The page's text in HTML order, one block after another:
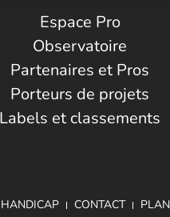
Espace Pro
Observatoire
Partenaires et Pros
Porteurs de projets
Labels et classements
CONTACT